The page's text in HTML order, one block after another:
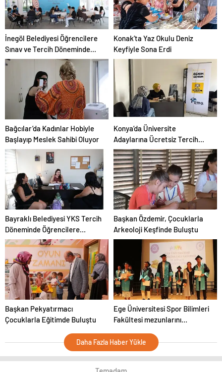
İnegöl Belediyesi Öğrencilere
Sınav ve Tercih Döneminde
Destek Oluyor
Konak’ta Yaz Okulu Deniz
Keyfiyle Sona Erdi
Bağcılar’da Kadınlar Hobiyle
Başlayıp Meslek Sahibi Oluyor
Konya’da Üniversite
Adaylarına Ücretsiz Tercih
Danışmanlığı
Bayraklı Belediyesi YKS Tercih
Döneminde Öğrencilere
Destek Oluyor
Başkan Özdemir, Çocuklarla
Arkeoloji Keşfinde Buluştu
Başkan Pekyatırmacı
Çocuklarla Eğitimde Buluştu
Ege Üniversitesi Spor Bilimleri
Fakültesi mezunlarını
Daha Fazla Haber Yükle